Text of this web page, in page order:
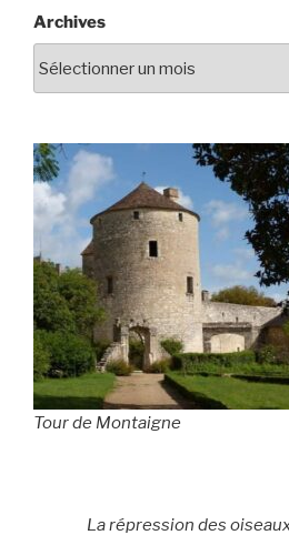
Archives
Tour de Montaigne
La répression des